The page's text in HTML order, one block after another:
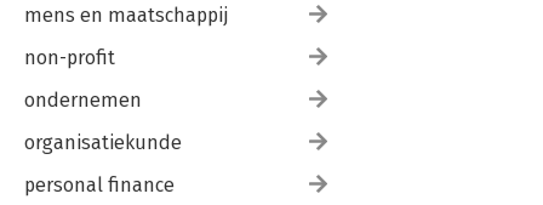
mens en maatschappij
non-profit
ondernemen
organisatiekunde
personal finance